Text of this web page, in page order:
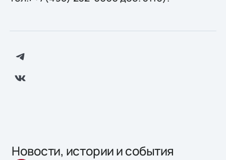
Новости, истории и события